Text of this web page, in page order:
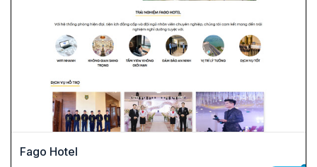
Fago Hotel